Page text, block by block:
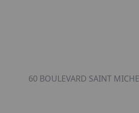
60 BOULEVARD SAINT